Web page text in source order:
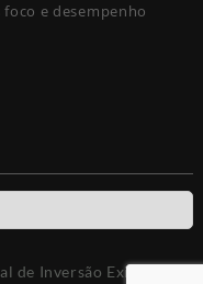
e desempenho
de Inversão Existencial